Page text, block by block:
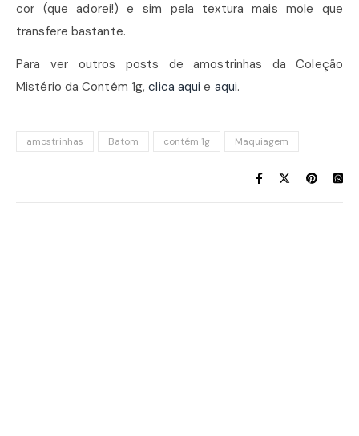
cor (que adorei!) e sim pela textura mais mole que
transfere bastante.
Para ver outros posts de amostrinhas da Coleção
Mistério da Contém 1g,clica aqui e aqui.
amostrinhas Batom contém 1g Maquiagem